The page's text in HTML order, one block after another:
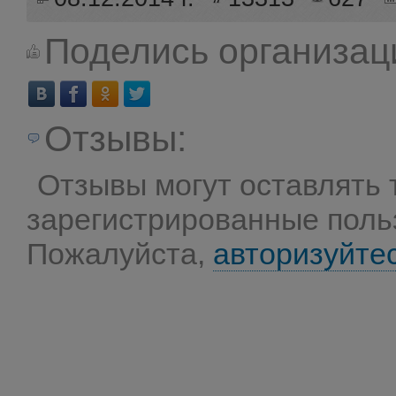
Поделись
Отзывы:
Отзывы могут оставлять
зарегистрированные
Пожалуйста,